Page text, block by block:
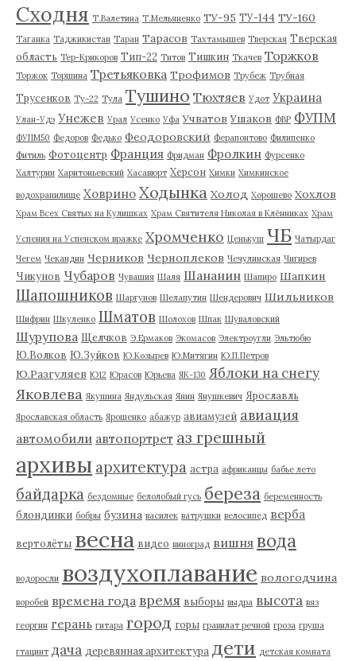
Сходня Т.Валетина Т.Мельяненко ТУ-95 ТУ-144 ТУ-160
Таганка Таджикистан Таран Тарасов Тахтамышев Тверская Тверская
область Тер-Крикоров Тип-22 Титов Тишкин Ткачев Торжков
Торжок Торшина Третьяковка Трофимов Трубеж Трубная
Трусенков Ту-22 Тула Тушино Тюхтяев Удот Украина
Улан-Удэ Унежев Урал Усенко Уфа Учватов Ушаков ФВР ФУПМ
ФУПМ50 Федоров Федько Феодоровский Ферапонтово Филипенко
Фитиль Фотоцентр Франция Фридман Фролкин Фурсенко
Халтурин Харитоньевский Хасавюрт Херсон Химки Химкинское
водохранилище Ховрино Ходынка Холод Хорошево Хохлов
Храм Всех Святых на Кулишках Храм Святителя Николая в Клённиках Храм
Успения на Успенском вражке Хромченко Ценькуш ЧБ Чатырдаг
Чегем Чекандин Черников Черноплеков Чечулинская Чигирев
Чикунов Чубаров Чувашия Шаля Шананин Шапиро Шапкин
Шапошников Шаргунов Шелапутин Шендерович Шильников
Шифрин Шкуленко Шматов Шолохов Шпак Шуваловский
Шурупова Щелчков Э.Ермаков Экомасов Электроугли Эльтюбю
Ю.Волков Ю.Зуйков Ю.Козырев Ю.Митягин Ю.П.Петров
Ю.Разгуляев Ю12 Юрасов Юрьева ЯК-130 Яблоки на снегу
Яковлева Якушина Яндульская Янин Янушкевич Ярославль
Ярославская область Ярошенко абажур авиамузей авиация
автомобили автопортрет аз грешный
архивы архитектура астра африканцы бабье лето
байдарка бездомные белолобый гусь береза беременность
блондинки бобры бузина василек ватрушки велосипед верба
вертолёты весна видео виноград вишня вода
водоросли воздухоплавание вологодчина
воробей времена года время выборы выдра высота вяз
георгин герань гитара город горы гравилат речной гроза груша
гтацинт дача деревянная архитектура дети детская комната